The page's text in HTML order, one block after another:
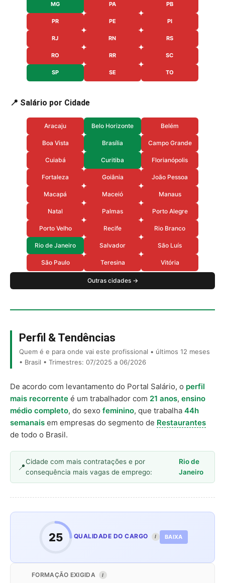
MG PA PB
PR PE PI
RJ RN RS
RO RR SC
SP SE TO
📍 Salário por Cidade
Aracaju Belo Horizonte Belém
Boa Vista Brasília Campo Grande
Cuiabá Curitiba Florianópolis
Fortaleza Goiânia João Pessoa
Macapá Maceió Manaus
Natal Palmas Porto Alegre
Porto Velho Recife Rio Branco
Rio de Janeiro Salvador São Luís
São Paulo Teresina Vitória
Outras cidades →
Perfil & Tendências
Quem é e para onde vai este profissional • últimos 12 meses
• Brasil • Trimestres: 07/2025 a 06/2026
De acordo com levantamento do Portal Salário, o perfil
mais recorrente é um trabalhador com 21 anos, ensino
médio completo, do sexo feminino, que trabalha 44h
semanais em empresas do segmento de Restaurantes
de todo o Brasil.
Cidade com mais contratações e por
consequência mais vagas de emprego:
Rio de
Janeiro
25 QUALIDADE DO CARGO I BAIXA
FORMAÇÃO EXIGIDA I